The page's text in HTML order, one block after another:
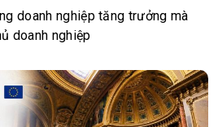
doanh nghiệp tăng trưởng mà
doanh nghiệp